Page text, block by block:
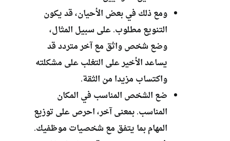
ومع ذلك في بعض الأحيان، قد يكون
التنويع مطلوب. على سبيل المثال،
وضع شخص واثق مع آخر متردد قد
يساعد الأخير على التغلب على مشكلته
واكتساب مزيدا من الثقة.
ضع الشخص المناسب في المكان
المناسب. بمعنى آخر، احرص على توزيع
المهام بما يتفق مع شخصيات موظفيك.